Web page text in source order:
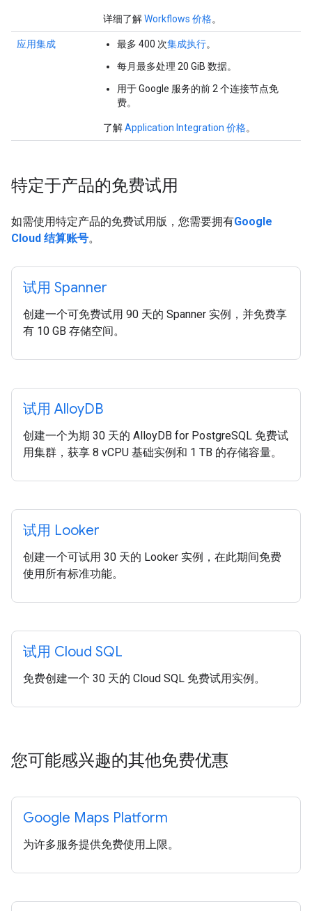
详细了解Workflows 价格。
应用集成 最多 400 次集成执行。
每月最多处理 20 GiB 数据。
用于 Google 服务的前 2 个连接节点免
费。
了解Application Integration 价格。
特定于产品的免费试用
如需使用特定产品的免费试用版，您需要拥有Google
Cloud 结算账号。
试用 Spanner
创建一个可免费试用 90 天的 Spanner 实例，并免费享
有 10 GB 存储空间。
试用 AlloyDB
创建一个为期 30 天的 AlloyDB for PostgreSQL 免费试
用集群，获享 8 vCPU 基础实例和 1 TB 的存储容量。
试用 Looker
创建一个可试用 30 天的 Looker 实例，在此期间免费
使用所有标准功能。
试用 Cloud SQL
免费创建一个 30 天的 Cloud SQL 免费试用实例。
您可能感兴趣的其他免费优惠
Google Maps Platform
为许多服务提供免费使用上限。